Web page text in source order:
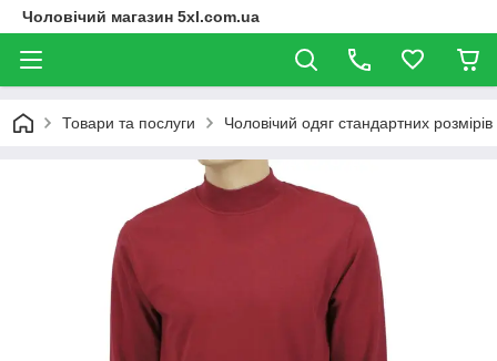
Чоловічий магазин 5xl.com.ua
Товари та послуги Чоловічий одяг стандартних розмірів